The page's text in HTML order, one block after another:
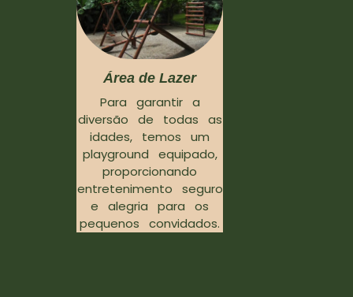
Área de Lazer
Para garantir a
diversão de todas as
idades, temos um
playground equipado,
proporcionando
entretenimento seguro
e alegria para os
pequenos convidados.